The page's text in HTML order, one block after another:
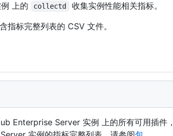
上的 collectd
收集实例性能相关指标。
指标完整列表的 CSV 文件。
Enterprise Server 实例 上的所有可用插件